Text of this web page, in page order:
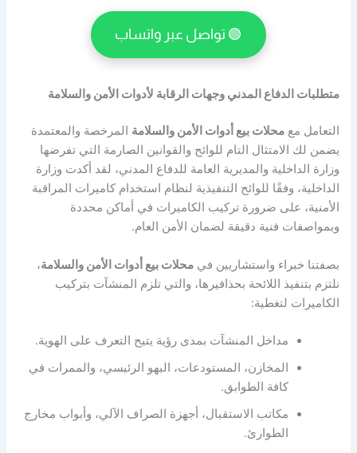
🟢 تواصل عبر واتساب
متطلبات الدفاع المدني وجهات الرقابة لأدوات الأمن والسلامة
التعامل معمحلات بيع أدوات الأمن والسلامة المرخصة والمعتمدة
يضمن لك الامتثال التام للوائح والقوانين الصارمة التي تفرضها
وزارة الداخلية والمديرية العامة للدفاع المدني، لقد أكدت وزارة
الداخلية، وفقًا للوائح التنفيذية لنظام استخدام كاميرات المراقبة
الأمنية، على ضرورة تركيب الكاميرات في أماكن محددة
وبمواصفات فنية دقيقة لضمان الأمن العام.
بصفتنا خبراء واستشاريين فيمحلات بيع أدوات الأمن والسلامة،
نلتزم بتنفيذ اللائحة بحذافيرها، والتي تلزم المنشآت بتركيب
الكاميرات لتغطية:
مداخل المنشآت بمدى رؤية يتيح التعرف على الهوية.
المخازن، المستودعات، البهو الرئيسي، والممرات في
كافة الطوابق.
مكاتب الاستقبال، أجهزة الصراف الآلي، وأبواب مخارج
الطوارئ.